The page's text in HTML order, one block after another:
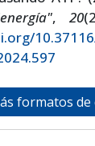
, 20
formatos de